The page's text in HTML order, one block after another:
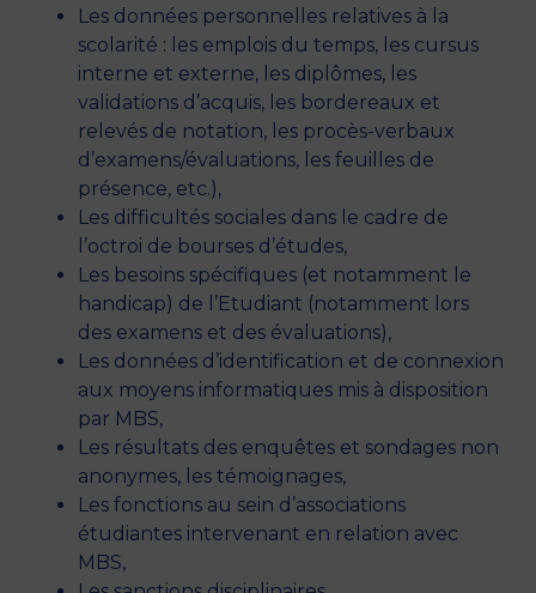
Les données personnelles relatives à la
scolarité : les emplois du temps, les cursus
interne et externe, les diplômes, les
validations d’acquis, les bordereaux et
relevés de notation, les procès-verbaux
d’examens/évaluations, les feuilles de
présence, etc.),
Les difficultés sociales dans le cadre de
l’octroi de bourses d’études,
Les besoins spécifiques (et notamment le
handicap) de l’Etudiant (notamment lors
des examens et des évaluations),
Les données d’identification et de connexion
aux moyens informatiques mis à disposition
par MBS,
Les résultats des enquêtes et sondages non
anonymes, les témoignages,
Les fonctions au sein d’associations
étudiantes intervenant en relation avec
MBS,